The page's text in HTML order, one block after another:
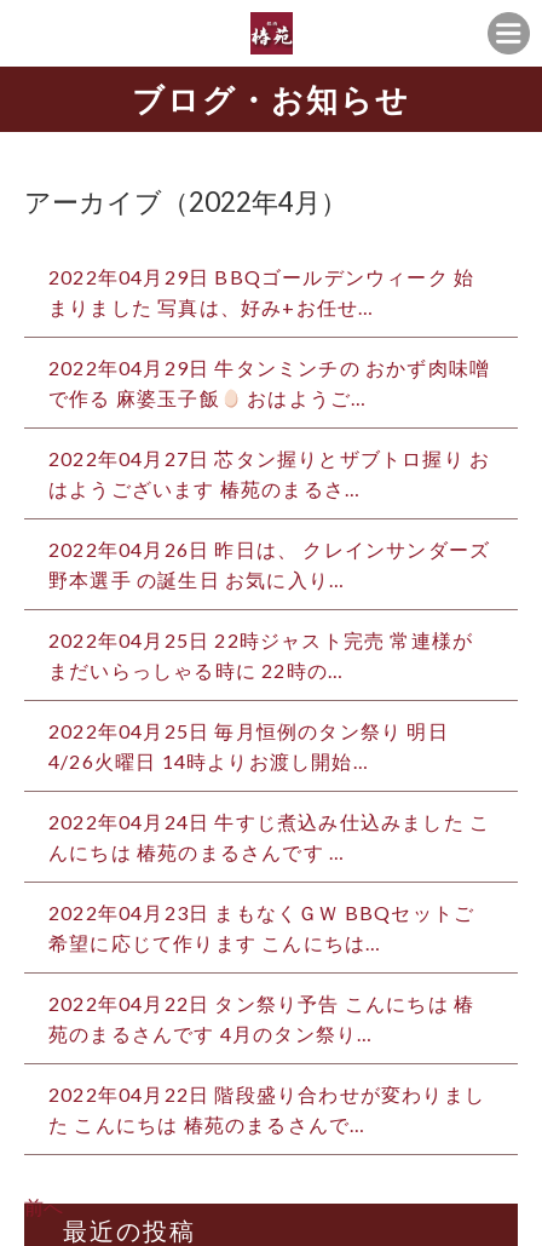
ブログ・お知らせ
アーカイブ（2022年4月）
2022年04月29日 BBQゴールデンウィーク 始
まりました 写真は、好み+お任せ…
2022年04月29日 牛タンミンチの おかず肉味噌
で作る 麻婆玉子飯
おはようご…
2022年04月27日 芯タン握りとザブトロ握り お
はようございます️ 椿苑のまるさ…
2022年04月26日 昨日は、 クレインサンダーズ
野本選手 の誕生日 お気に入り…
2022年04月25日 22時ジャスト完売️ 常連様が
まだいらっしゃる時に 22時の…
2022年04月25日 毎月恒例のタン祭り 明日
4/26火曜日 14時よりお渡し開始…
2022年04月24日 牛すじ煮込み仕込みました こ
んにちは️ 椿苑のまるさんです …
2022年04月23日 まもなくＧＷ BBQセットご
希望に応じて作ります こんにちは…
2022年04月22日 タン祭り予告 こんにちは 椿
苑のまるさんです 4月のタン祭り…
2022年04月22日 階段盛り合わせが変わりまし
た こんにちは️ 椿苑のまるさんで…
前へ
最近の投稿